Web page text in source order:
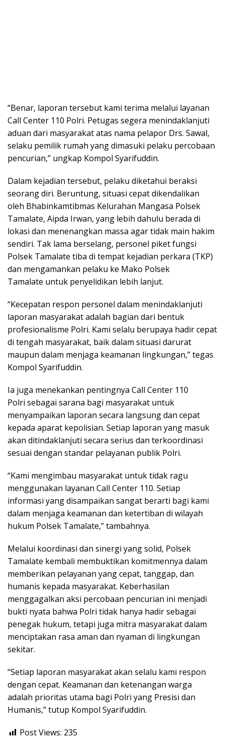
“Benar, laporan tersebut kami terima melalui layanan
Call Center 110 Polri. Petugas segera menindaklanjuti
aduan dari masyarakat atas nama pelapor Drs. Sawal,
selaku pemilik rumah yang dimasuki pelaku percobaan
pencurian,” ungkap Kompol Syarifuddin.
Dalam kejadian tersebut, pelaku diketahui beraksi
seorang diri. Beruntung, situasi cepat dikendalikan
oleh Bhabinkamtibmas Kelurahan Mangasa Polsek
Tamalate, Aipda Irwan, yang lebih dahulu berada di
lokasi dan menenangkan massa agar tidak main hakim
sendiri. Tak lama berselang, personel piket fungsi
Polsek Tamalate tiba di tempat kejadian perkara (TKP)
dan mengamankan pelaku ke Mako Polsek
Tamalate untuk penyelidikan lebih lanjut.
“Kecepatan respon personel dalam menindaklanjuti
laporan masyarakat adalah bagian dari bentuk
profesionalisme Polri. Kami selalu berupaya hadir cepat
di tengah masyarakat, baik dalam situasi darurat
maupun dalam menjaga keamanan lingkungan,” tegas
Kompol Syarifuddin.
Ia juga menekankan pentingnya Call Center 110
Polri sebagai sarana bagi masyarakat untuk
menyampaikan laporan secara langsung dan cepat
kepada aparat kepolisian. Setiap laporan yang masuk
akan ditindaklanjuti secara serius dan terkoordinasi
sesuai dengan standar pelayanan publik Polri.
“Kami mengimbau masyarakat untuk tidak ragu
menggunakan layanan Call Center 110. Setiap
informasi yang disampaikan sangat berarti bagi kami
dalam menjaga keamanan dan ketertiban di wilayah
hukum Polsek Tamalate,” tambahnya.
Melalui koordinasi dan sinergi yang solid, Polsek
Tamalate kembali membuktikan komitmennya dalam
memberikan pelayanan yang cepat, tanggap, dan
humanis kepada masyarakat. Keberhasilan
menggagalkan aksi percobaan pencurian ini menjadi
bukti nyata bahwa Polri tidak hanya hadir sebagai
penegak hukum, tetapi juga mitra masyarakat dalam
menciptakan rasa aman dan nyaman di lingkungan
sekitar.
“Setiap laporan masyarakat akan selalu kami respon
dengan cepat. Keamanan dan ketenangan warga
adalah prioritas utama bagi Polri yang Presisi dan
Humanis,” tutup Kompol Syarifuddin.
Post Views: 235